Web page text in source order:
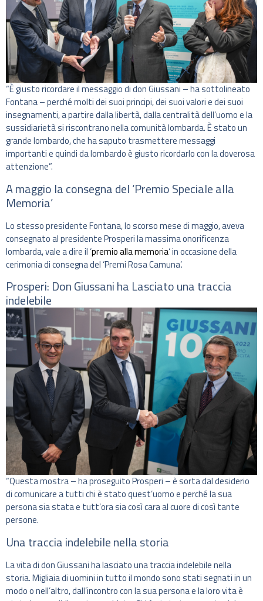
“È giusto ricordare il messaggio di don Giussani – ha sottolineato
Fontana – perché molti dei suoi principi, dei suoi valori e dei suoi
insegnamenti, a partire dalla libertà, dalla centralità dell’uomo e la
sussidiarietà si riscontrano nella comunità lombarda. È stato un
grande lombardo, che ha saputo trasmettere messaggi
importanti e quindi da lombardo è giusto ricordarlo con la doverosa
attenzione”.
A maggio la consegna del ‘Premio Speciale alla
Memoria’
Lo stesso presidente Fontana, lo scorso mese di maggio, aveva
consegnato al presidente Prosperi la massima onorificenza
lombarda, vale a dire il ‘premio alla memoria‘ in occasione della
cerimonia di consegna del ‘Premi Rosa Camuna’.
Prosperi: Don Giussani ha Lasciato una traccia
indelebile
“Questa mostra – ha proseguito Prosperi – è sorta dal desiderio
di comunicare a tutti chi è stato quest’uomo e perché la sua
persona sia stata e tutt’ora sia così cara al cuore di così tante
persone.
Una traccia indelebile nella storia
La vita di don Giussani ha lasciato una traccia indelebile nella
storia. Migliaia di uomini in tutto il mondo sono stati segnati in un
modo o nell’altro, dall’incontro con la sua persona e la loro vita è